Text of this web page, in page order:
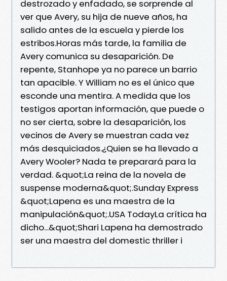
destrozado y enfadado, se sorprende al
ver que Avery, su hija de nueve años, ha
salido antes de la escuela y pierde los
estribos.Horas más tarde, la familia de
Avery comunica su desaparición. De
repente, Stanhope ya no parece un barrio
tan apacible. Y William no es el único que
esconde una mentira. A medida que los
testigos aportan información, que puede o
no ser cierta, sobre la desaparición, los
vecinos de Avery se muestran cada vez
más desquiciados.¿Quien se ha llevado a
Avery Wooler? Nada te preparará para la
verdad. &quot;La reina de la novela de
suspense moderna&quot;.Sunday Express
&quot;Lapena es una maestra de la
manipulación&quot;.USA TodayLa crítica ha
dicho...&quot;Shari Lapena ha demostrado
ser una maestra del domestic thriller i